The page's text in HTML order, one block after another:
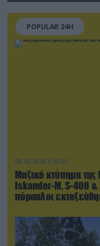
POPULAR 24H
05.08.2026 | 08:02
Μαζικό κτύπημα
Iskander-Μ, S-400
πύραυλοι